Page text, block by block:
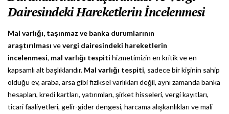
Dairesindeki Hareketlerin İncelenmesi
Mal varlığı, taşınmaz ve banka durumlarının
araştırılması vevergi dairesindeki hareketlerin
incelenmesi, mal varlığı tespiti hizmetimizin en kritik ve en
kapsamlı alt başlıklarıdır. Mal varlığı tespiti, sadece bir kişinin sahip
olduğu ev, araba, arsa gibi fiziksel varlıkları değil, aynı zamanda banka
hesapları, kredi kartları, yatırımları, şirket hisseleri, vergi kayıtları,
ticari faaliyetleri, gelir-gider dengesi, harcama alışkanlıkları ve mali